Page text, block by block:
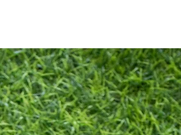
8 7
8.5 7.5
9 8